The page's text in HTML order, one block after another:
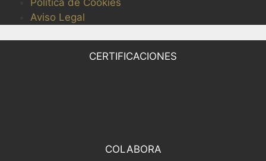
Política de Cookies
Aviso Legal
CERTIFICACIONES
COLABORA